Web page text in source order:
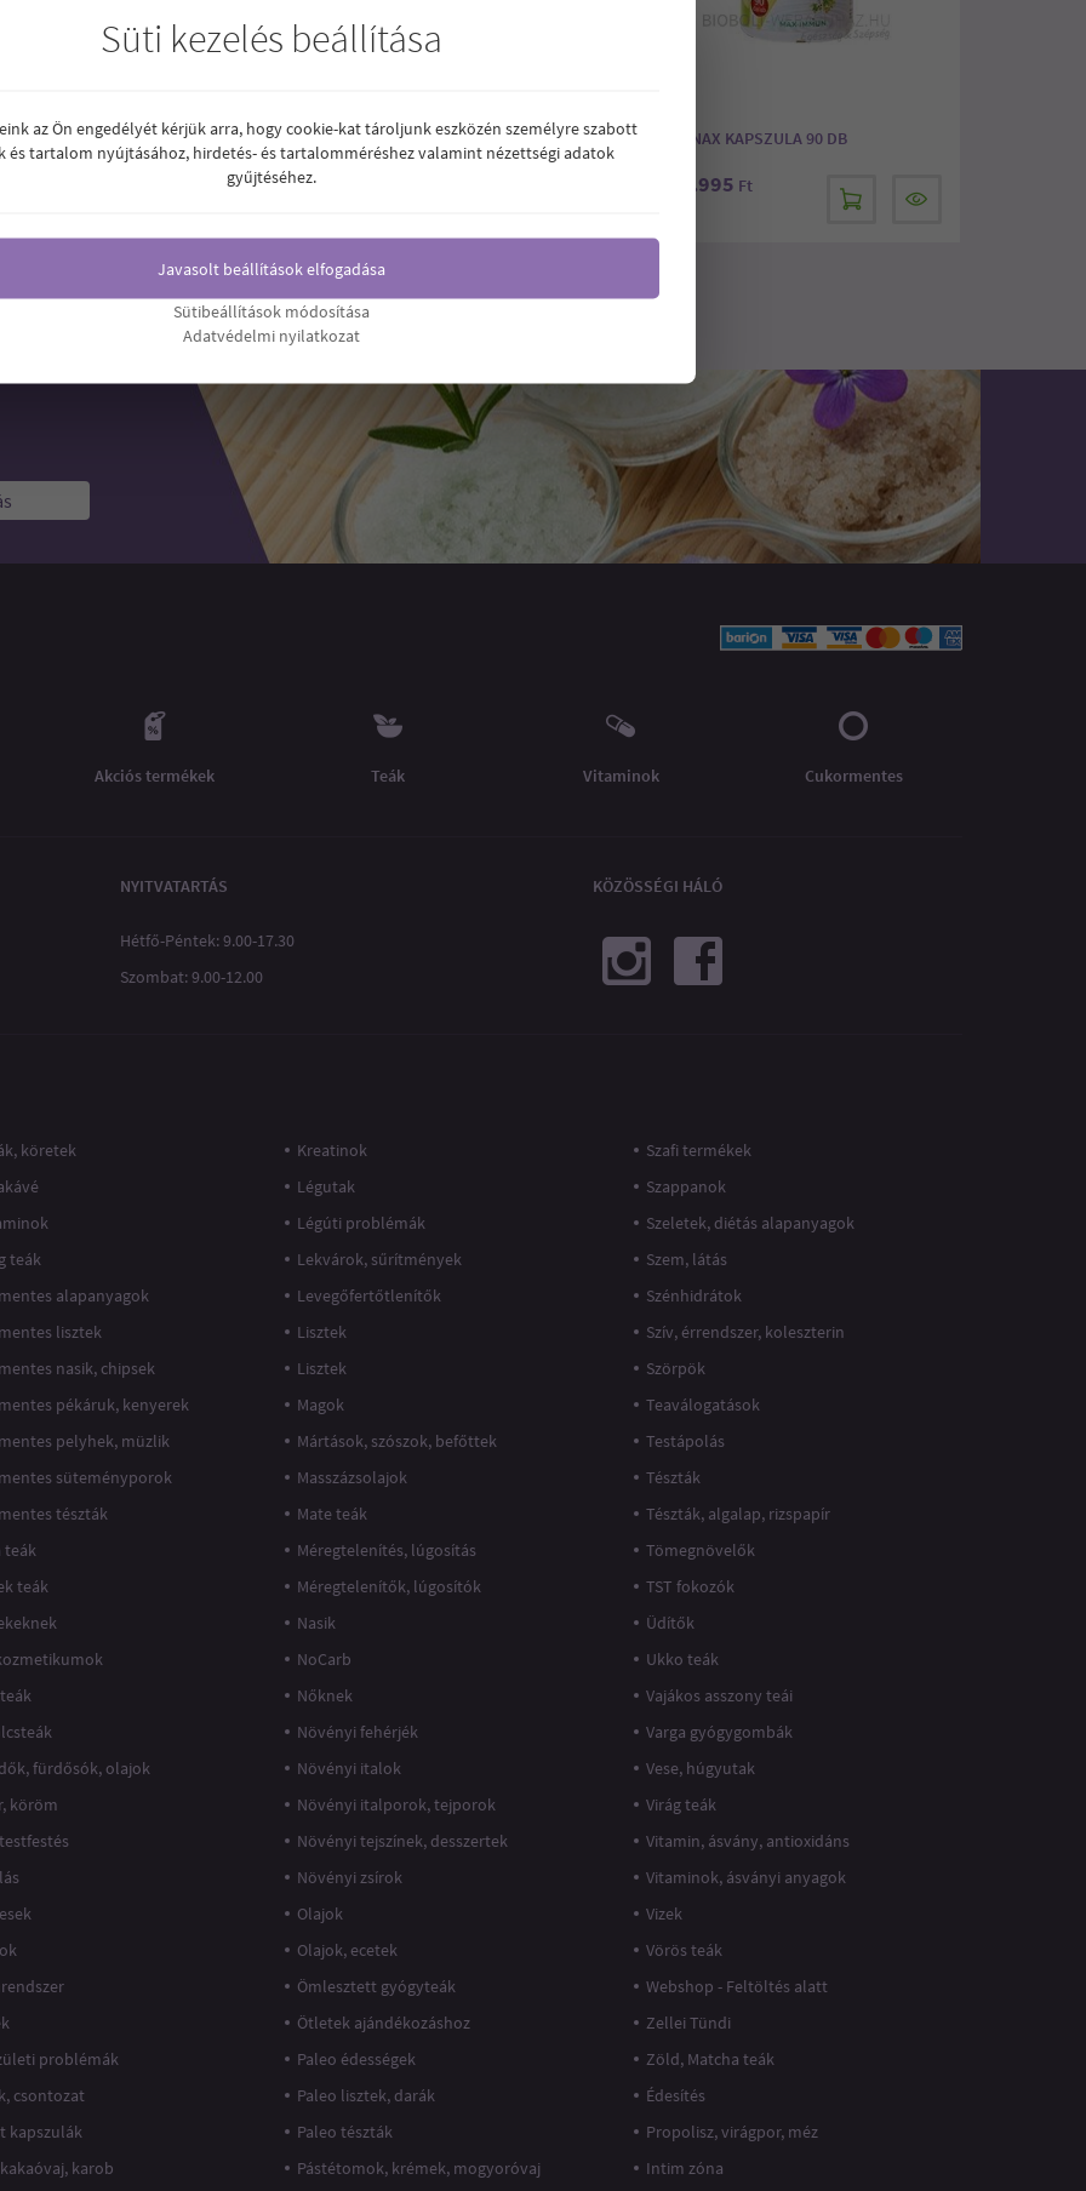
GAN KAPSZULA 60 DB IMONAX TEO KAPSZULA 60 DB
Ár:
METANAX KAPSZULA 90 DB
9.995 Ft
Akciós termékek Teák Vitaminok Cukormentes
NYITVATARTÁS
Hétfő-Péntek: 9.00-17.30
Szombat: 9.00-12.00
KÖZÖSSÉGI HÁLÓ
köretek
teák
alapanyagok
lisztek
nasik, chipsek
pékáruk, kenyerek
pelyhek, müzlik
süteményporok
tészták
teák
teák
fürdősók, olajok
köröm
problémák
csontozat
kapszulák
karob
Kreatinok
Légutak
Légúti problémák
Lekvárok, sűrítmények
Levegőfertőtlenítők
Lisztek
Lisztek
Magok
Mártások, szószok, befőttek
Masszázsolajok
Mate teák
Méregtelenítés, lúgosítás
Méregtelenítők, lúgosítók
Nasik
NoCarb
Nőknek
Növényi fehérjék
Növényi italok
Növényi italporok, tejporok
Növényi tejszínek, desszertek
Növényi zsírok
Olajok
Olajok, ecetek
Ömlesztett gyógyteák
Ötletek ajándékozáshoz
Paleo édességek
Paleo lisztek, darák
Paleo tészták
Pástétomok, krémek, mogyoróvaj
Szafi termékek
Szappanok
Szeletek, diétás alapanyagok
Szem, látás
Szénhidrátok
Szív, érrendszer, koleszterin
Szörpök
Teaválogatások
Testápolás
Tészták
Tészták, algalap, rizspapír
Tömegnövelők
TST fokozók
Üdítők
Ukko teák
Vajákos asszony teái
Varga gyógygombák
Vese, húgyutak
Virág teák
Vitamin, ásvány, antioxidáns
Vitaminok, ásványi anyagok
Vizek
Vörös teák
Webshop - Feltöltés alatt
Zellei Tündi
Zöld, Matcha teák
Édesítés
Propolisz, virágpor, méz
Intim zóna
Süti kezelés beállítása
az Ön engedélyét kérjük arra, hogy cookie-kat tároljunk eszközén személyre szabott
és tartalom nyújtásához, hirdetés- és tartalomméréshez valamint nézettségi adatok
gyűjtéséhez.
Javasolt beállítások elfogadása
Sütibeállítások módosítása
Adatvédelmi nyilatkozat